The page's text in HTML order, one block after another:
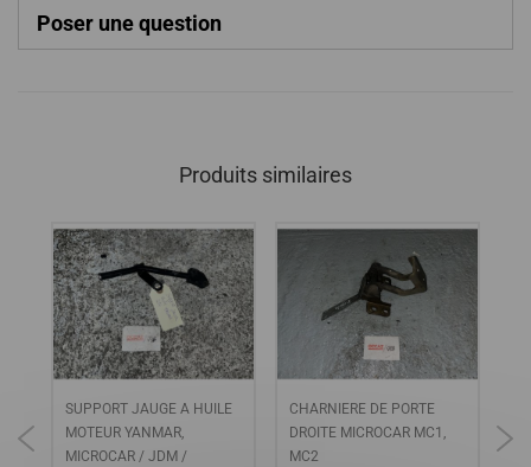
Poser une question
Produits similaires
SUPPORT JAUGE A HUILE
MOTEUR YANMAR,
MICROCAR / JDM /
CHARNIERE DE PORTE
DROITE MICROCAR MC1,
MC2